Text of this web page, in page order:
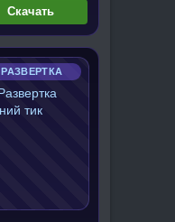
Скачать
РАЗВЕРТКА